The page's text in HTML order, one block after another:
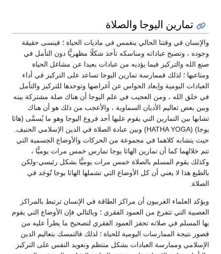
تمارين اليوجا والصلاة
والإنسان في وقتنا الحالي ينغمس في ماديات الحياة ؛ فينسى حقيقة
وجوده ، وتصبح عباداته ومناسكه تأخذ شكلًا مظهريًّا دون التأمل في
صنع الله والتركيز فيما يؤديه من عبادات بعيدا عن مشاغل الحياة
ومتاعبها ؛ لذلك فممارسة تمارين اليوجا تساعد على التركيز في أداء
العبادات اليومية وإبعاد الحواس عن أغراضها وتوحدها للتركيز والتأمل
في خلق الله ، ومن العجيب في علم اليوجا أن هناك صلة مشتركة بينه
وبين بعض تعاليم الأديان السماوية ، والأعجب من ذلك هو أن هناك
تشابها بين التمارين التي يقوم عليها أحد فروع اليوجا وهو ما يُسمَّى (هاثا
يوجا) (HATHA YOGA) وبين عبادة الصلاة في الدين الإسلامي الحنيف.
حيث يتشابه كلاهما في مجموعة من الحركات والأوضاع الجسمية التي
تتم خلالهما كما أن تمارين الهاثا يوجا تمارس خمس مرات يوميًّا ،
وكذلك يقوم المسلم بالصلاة خمس مرات يوميًّا بشكل رئيسي-ولكن
بالطبع هذا لا يعني أن كل الأوضاع التي تشملها الهاثا يوجا تُوجَد في
الصلاة.
ويؤكد العلماء الغربيون أن مراكز الطاقة في الإنسان ترتبط بالمراكز
العصبية التي تتفرع من العمود الفقري ؛ وبالتالي فإن الأوضاع التي يقوم
بها المسلم في صلاته تحفز العمود الفقري لتصحيح ما يطرأ عليه من
قصور نتيجة الممارسات اليومية للحياة ؛ لذلك فالتمسك بتعاليم الدين
الإسلامي وممارسة العبادات بشكل منتظم وتعويد النفس على التركيز